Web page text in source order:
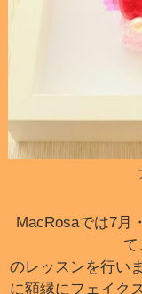
MacRosaでは7月
て
のレッスンを行い
に額縁にフェイク